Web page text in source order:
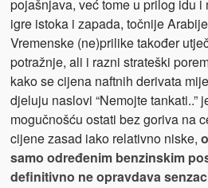
pojašnjava, već tome u prilog idu
igre istoka i zapada, točnije
Vremenske (ne)prilike također
potražnje, ali i razni strateški
kako se cijena naftnih derivata
djeluju naslovi “Nemojte tankati..”
mogučnošću ostati bez goriva na
cijene zasad iako relativno niske,
samo određenim benzinskim
definitivno ne opravdava